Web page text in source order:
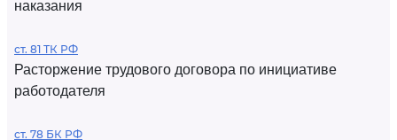
наказания
ст. 81 ТК РФ
Расторжение трудового договора по инициативе
работодателя
ст. 78 БК РФ